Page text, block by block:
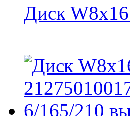
Диск